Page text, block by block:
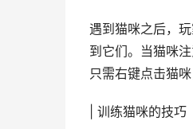
遇到猫咪之后，
到它们。当猫咪
只需右键点击猫
| 训练猫咪的技巧